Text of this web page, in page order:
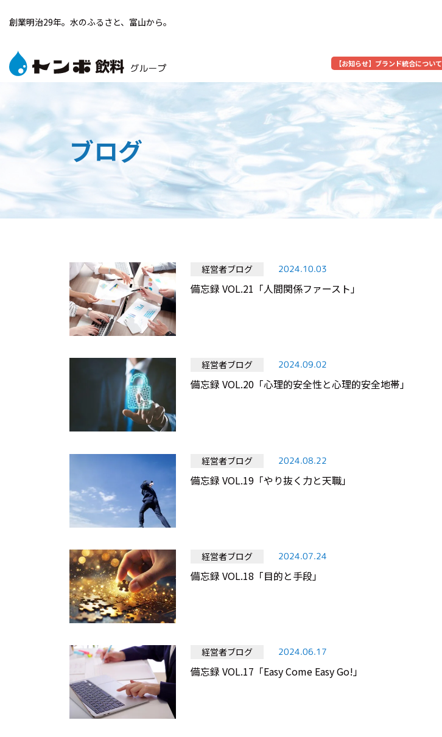
創業明治29年。水のふるさと、富山から。
【お知らせ】 ブランド統合について
ブログ
経営者ブログ 2024.10.03
備忘録 VOL.21「人間関係ファースト」
経営者ブログ 2024.09.02
備忘録 VOL.20「心理的安全性と心理的安全地帯」
経営者ブログ 2024.08.22
備忘録 VOL.19「やり抜く力と天職」
経営者ブログ 2024.07.24
備忘録 VOL.18「目的と手段」
経営者ブログ 2024.06.17
備忘録 VOL.17「Easy Come Easy Go!」